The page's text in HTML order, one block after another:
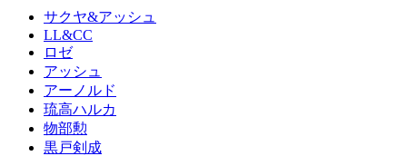
サクヤ&アッシュ
LL&CC
ロゼ
アッシュ
アーノルド
琉高ハルカ
物部勲
黒戸剣成